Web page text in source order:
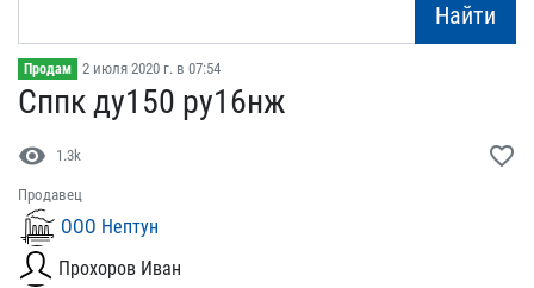
Найти
Продам 2 июля 2020 г. в 07:54
Сппк ду150 ру16нж
visibility 1.3k favorite_border
Продавец
ООО Нептун
Прохоров Иван